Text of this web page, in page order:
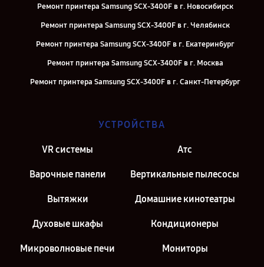
Ремонт принтера Samsung SCX-3400F в г. Новосибирск
Ремонт принтера Samsung SCX-3400F в г. Челябинск
Ремонт принтера Samsung SCX-3400F в г. Екатеринбург
Ремонт принтера Samsung SCX-3400F в г. Москва
Ремонт принтера Samsung SCX-3400F в г. Санкт-Петербург
УСТРОЙСТВА
VR системы Атс
Варочные панели Вертикальные пылесосы
Вытяжки Домашние кинотеатры
Духовые шкафы Кондиционеры
Микроволновые печи Мониторы